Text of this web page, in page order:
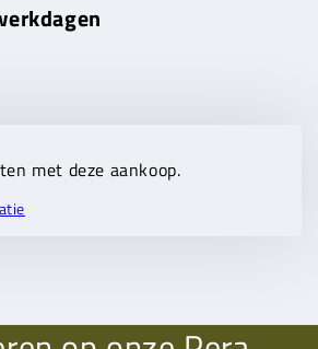
met deze aankoop.